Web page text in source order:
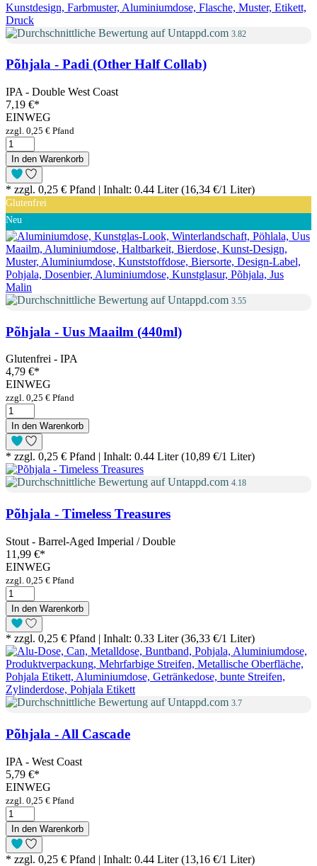
3.82
Põhjala - Padi (Other Half Collab)
IPA - Double West Coast
7,19 €*
EINWEG
zzgl. 0,25 € Pfand
In den Warenkorb
* zzgl. 0,25 € Pfand | Inhalt: 0.44 Liter (16,34 €/1 Liter)
Glutenfrei
Neu
3.55
Põhjala - Uus Maailm (440ml)
Glutenfrei - IPA
4,79 €*
EINWEG
zzgl. 0,25 € Pfand
In den Warenkorb
* zzgl. 0,25 € Pfand | Inhalt: 0.44 Liter (10,89 €/1 Liter)
4.18
Põhjala - Timeless Treasures
Stout - Barrel-Aged Imperial / Double
11,99 €*
EINWEG
zzgl. 0,25 € Pfand
In den Warenkorb
* zzgl. 0,25 € Pfand | Inhalt: 0.33 Liter (36,33 €/1 Liter)
3.7
Põhjala - All Cascade
IPA - West Coast
5,79 €*
EINWEG
zzgl. 0,25 € Pfand
In den Warenkorb
* zzgl. 0,25 € Pfand | Inhalt: 0.44 Liter (13,16 €/1 Liter)